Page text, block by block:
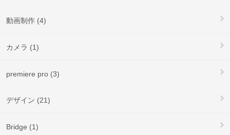
動画制作 (4)
カメラ (1)
premiere pro (3)
デザイン (21)
Bridge (1)